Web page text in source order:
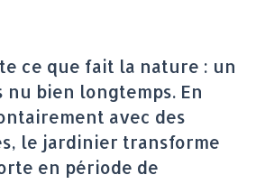
ce que fait la nature : un
nu bien longtemps. En
avec des
le jardinier transforme
en période de